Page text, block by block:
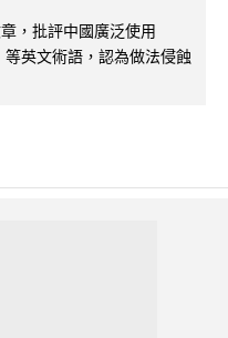
，批評中國廣泛使用
等英文術語，認為做法侵蝕